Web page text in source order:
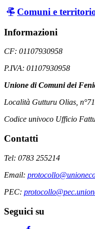
Comuni e
Informazioni
CF: 01107930958
P.IVA: 01107930958
Unione di Comuni dei
Località Gutturu Olias,
Codice univoco Ufficio
Contatti
Tel: 0783 255214
Email:
PEC:
Seguici su